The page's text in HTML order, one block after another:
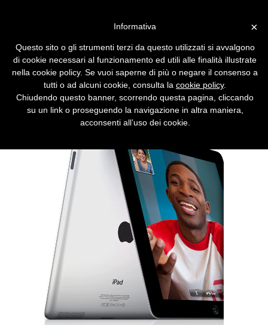
sottile e potente
Steve Jobs in persona presenta l'iPad 2, che
guadagna la videocamera frontale e sfoggia
le Smart Cover
×
Informativa
Questo sito o gli strumenti terzi da questo utilizzati si avvalgono
di cookie necessari al funzionamento ed utili alle finalità illustrate
nella cookie policy. Se vuoi saperne di più o negare il consenso a
tutti o ad alcuni cookie, consulta la cookie policy.
Chiudendo questo banner, scorrendo questa pagina, cliccando
su un link o proseguendo la navigazione in altra maniera,
acconsenti all’uso dei cookie.